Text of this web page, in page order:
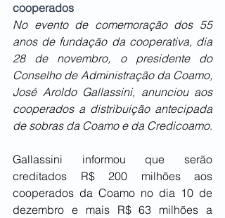
cooperados
No evento de comemoração dos 55
anos de fundação da cooperativa, dia
28 de novembro, o presidente do
Conselho de Administração da Coamo,
José Aroldo Gallassini, anunciou aos
cooperados a distribuição antecipada
de sobras da Coamo e da Credicoamo.
Gallassini informou que serão
creditados R$ 200 milhões aos
cooperados da Coamo no dia 10 de
dezembro e mais R$ 63 milhões a